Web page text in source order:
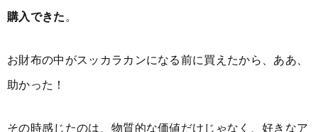
購入できた
お財布の中がスッカラカンになる前に買えたから、ああ、
助かった！
その時感じたのは、物質的な価値だけじゃなく、好きなア